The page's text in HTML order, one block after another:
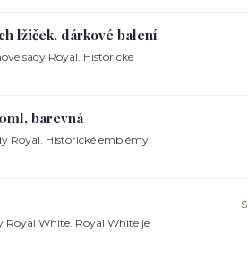
lžiček, dárkové balení
sady Royal. Historické
barevná
Royal. Historické emblémy,
Royal White. Royal White je